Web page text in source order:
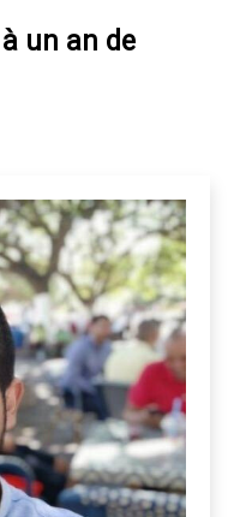
un an de